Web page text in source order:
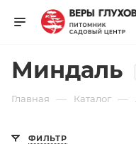
Миндаль
Главная — Каталог —
ФИЛЬТР